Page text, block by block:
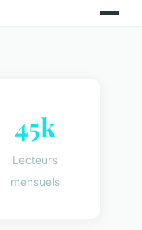
45k
Lecteurs
mensuels